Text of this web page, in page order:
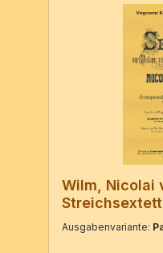
Wilm, Nicolai
Ausgabenvariante: